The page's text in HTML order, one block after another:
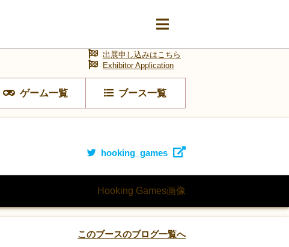
ゲーム一覧 ブース一覧
出展申し込みはこちら
Exhibitor Application
hooking_games
このブースのブログ一覧へ